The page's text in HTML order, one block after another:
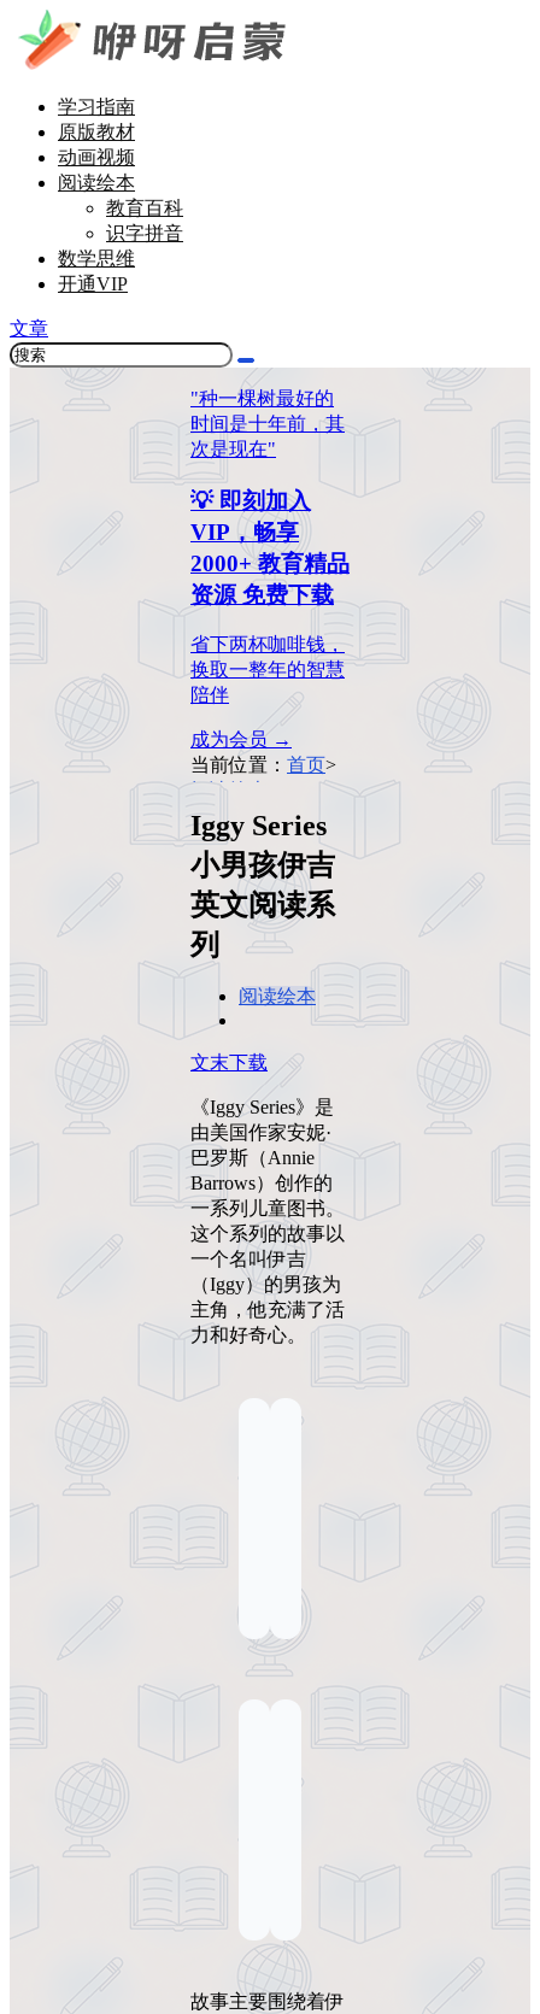
学习指南
原版教材
动画视频
阅读绘本
教育百科
识字拼音
数学思维
开通VIP
文章
"种一棵树最好的
时间是十年前，其
次是现在"
💡 即刻加入
VIP，畅享
2000+ 教育精品
资源 免费下载
省下两杯咖啡钱，
换取一整年的智慧
陪伴
成为会员 →
当前位置： 首页>
阅读绘本
Series 小男孩伊吉
英文阅读系列
Iggy Series
小男孩伊吉
英文阅读系
列
阅读绘本
文末下载
《Iggy Series》是
由美国作家安妮·
巴罗斯（Annie
Barrows）创作的
一系列儿童图书。
这个系列的故事以
一个名叫伊吉
（Iggy）的男孩为
主角，他充满了活
力和好奇心。
故事主要围绕着伊